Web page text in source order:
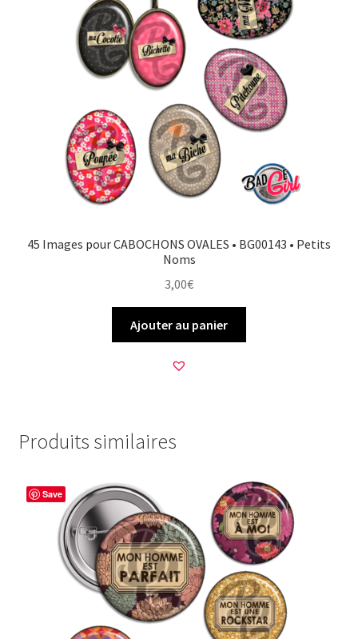
45 Images pour CABOCHONS OVALES • BG00143 • Petits
Noms
3,00€
Ajouter au panier
Produits similaires
Save